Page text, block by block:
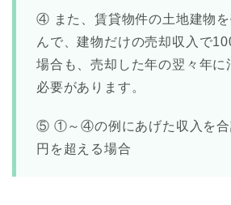
④ また、賃貸物件の土地建物を
んで、建物だけの売却収入で
場合も、売却した年の翌々年に
必要があります。
⑤ ①～④の例にあげた収入を合
円を超える場合